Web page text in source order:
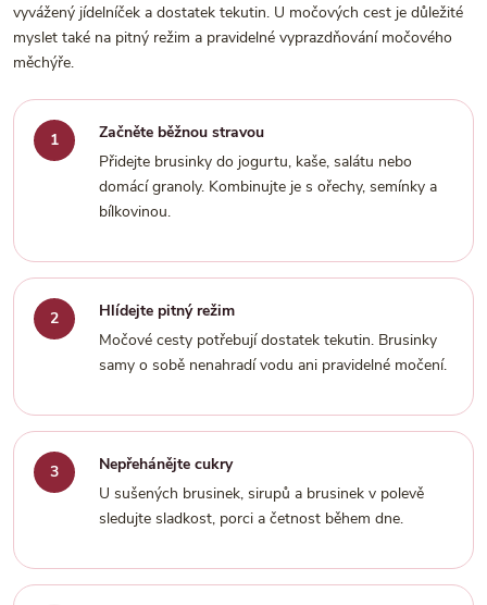
vyvážený jídelníček a dostatek tekutin. U močových cest je důležité
myslet také na pitný režim a pravidelné vyprazdňování močového
měchýře.
Začněte běžnou stravou
Přidejte brusinky do jogurtu, kaše, salátu nebo
domácí granoly. Kombinujte je s ořechy, semínky a
bílkovinou.
Hlídejte pitný režim
Močové cesty potřebují dostatek tekutin. Brusinky
samy o sobě nenahradí vodu ani pravidelné močení.
Nepřehánějte cukry
U sušených brusinek, sirupů a brusinek v polevě
sledujte sladkost, porci a četnost během dne.